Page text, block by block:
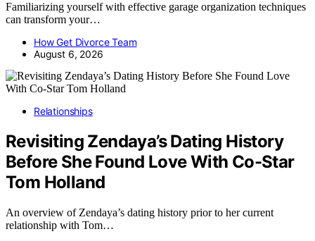
Familiarizing yourself with effective garage organization techniques
can transform your…
How Get Divorce Team
August 6, 2026
Relationships
Revisiting Zendaya’s Dating History
Before She Found Love With Co-Star
Tom Holland
An overview of Zendaya’s dating history prior to her current
relationship with Tom…